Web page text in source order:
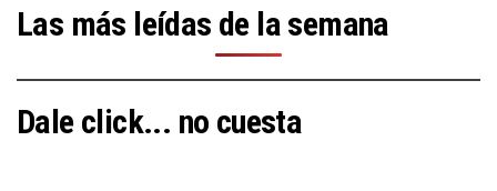
Las más leídas de la semana
Dale click... no cuesta